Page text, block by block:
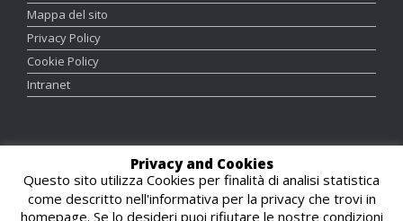
Mappa del sito
Privacy Policy
Cookie Policy
Intranet
Responsabile Editoriale:Maddalena Scandola
Privacy and Cookies
Questo sito utilizza Cookies per finalità di analisi statistica
come descritto nell'informativa per la privacy che trovi in
homepage. Se lo desideri puoi rifiutare le nostre condizioni